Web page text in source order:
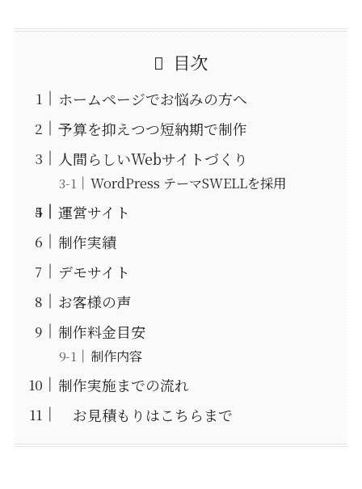
目次
ホームページでお悩みの方へ
予算を抑えつつ短納期で制作
人間らしいWebサイトづくり
WordPress テーマSWELLを採用
運営サイト
制作実績
デモサイト
お客様の声
制作料金目安
制作内容
制作実施までの流れ
お見積もりはこちらまで